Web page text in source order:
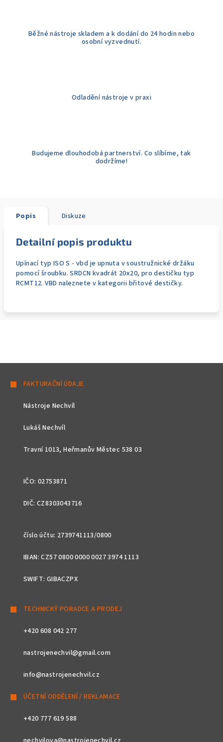
Běžné nástroje skladem a k dodání do 24 hodin nebo
osobní vyzvednutí.
Odladění nástroje v praxi
Budujeme dlouhodobá partnerství. Co slíbíme, tak
dodržíme!
Popis Diskuze
Detailní popis produktu
Upínací typ ISO S - vbd je upnuta v soustružnické držáku
pomocí šroubku. SRDCN kvadrát 20x20, pro destičku typ
RCMT12. VBD naleznete v kategorii břitové destičky.
FAKTURAČNÍ ÚDAJE
Nástroje Nechvíl
Lukáš Nechvíl
Travní 1013, Heřmanův Městec 538 03
IČO: 02753871
DIČ: CZ8303043716
číslo účtu: 2739741113/0800
IBAN: CZ57 0800 0000 0027 3974 1113
SWIFT: GIBACZPX
TECHNICKÝ PORADCE A PRODEJ
+420 608 042 277
nastrojenechvil@gmail.com
info@nastrojenechvil.cz
ÚČETNÍ ODDĚLENÍ / REKLAMACE
+420 777 619 588